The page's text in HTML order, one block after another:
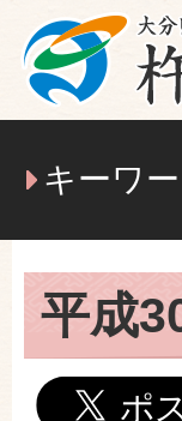
キーワ
平成